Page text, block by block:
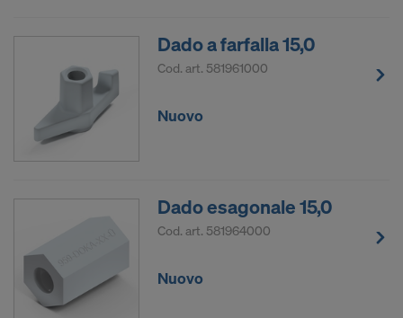
Dado a farfalla 15,0
Cod. art. 581961000
Nuovo
Dado esagonale 15,0
Cod. art. 581964000
Nuovo